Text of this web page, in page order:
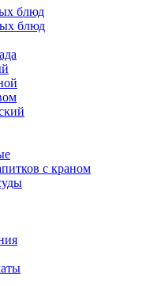
блюд
блюд
с краном